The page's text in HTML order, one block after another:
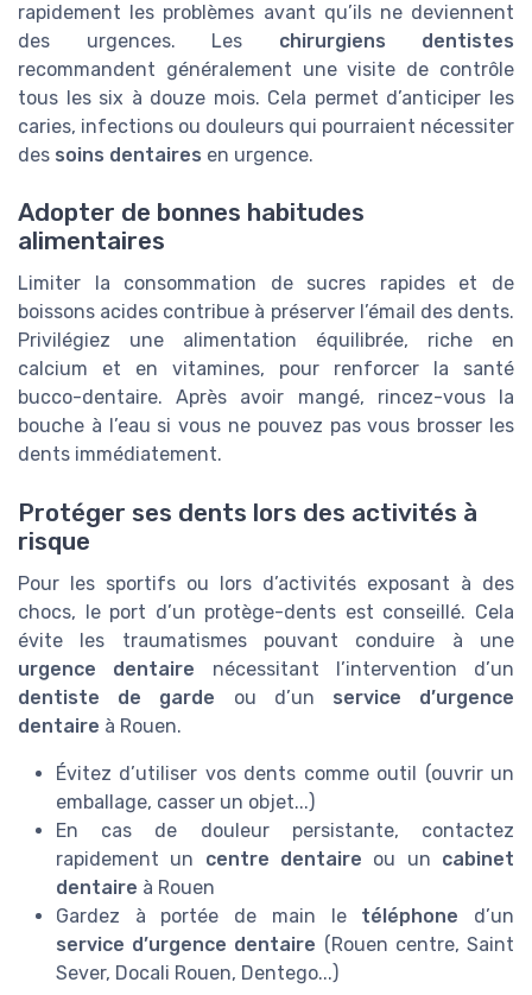
rapidement les problèmes avant qu’ils ne deviennent
des urgences. Les chirurgiens dentistes
recommandent généralement une visite de contrôle
tous les six à douze mois. Cela permet d’anticiper les
caries, infections ou douleurs qui pourraient nécessiter
des soins dentaires en urgence.
Adopter de bonnes habitudes
alimentaires
Limiter la consommation de sucres rapides et de
boissons acides contribue à préserver l’émail des dents.
Privilégiez une alimentation équilibrée, riche en
calcium et en vitamines, pour renforcer la santé
bucco-dentaire. Après avoir mangé, rincez-vous la
bouche à l’eau si vous ne pouvez pas vous brosser les
dents immédiatement.
Protéger ses dents lors des activités à
risque
Pour les sportifs ou lors d’activités exposant à des
chocs, le port d’un protège-dents est conseillé. Cela
évite les traumatismes pouvant conduire à une
urgence dentaire nécessitant l’intervention d’un
dentiste de garde ou d’un service d’urgence
dentaire à Rouen.
Évitez d’utiliser vos dents comme outil (ouvrir un
emballage, casser un objet...)
En cas de douleur persistante, contactez
rapidement un centre dentaire ou un cabinet
dentaire à Rouen
Gardez à portée de main le téléphone d’un
service d’urgence dentaire (Rouen centre, Saint
Sever, Docali Rouen, Dentego...)